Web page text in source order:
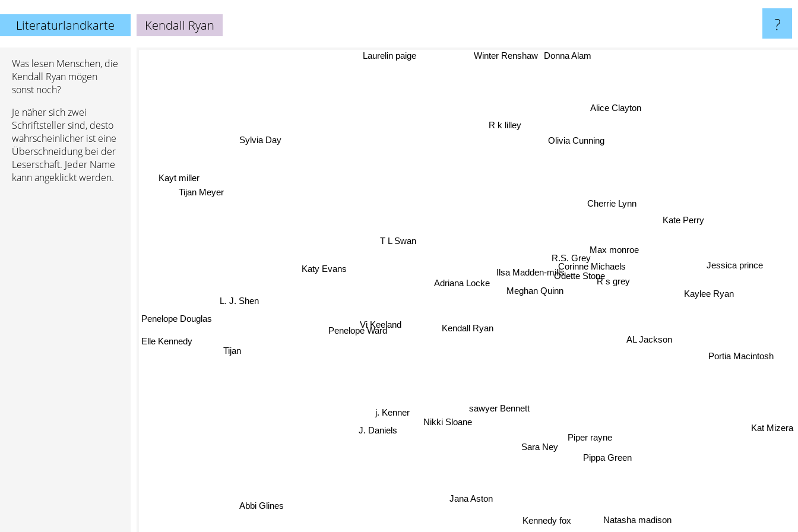
Literaturlandkarte Kendall Ryan ?
Was lesen Menschen, die
Kendall Ryan mögen
sonst noch?
Je näher sich zwei
Schriftsteller sind, desto
wahrscheinlicher ist eine
Überschneidung bei der
Leserschaft. Jeder Name
kann angeklickt werden.
Kendall Ryan
Vi Keeland
Meghan Quinn
L. J. Shen
Ilsa Madden-mills
Adriana Locke
Penelope Ward
Nikki Sloane
Odette Stone
J. Daniels
j. Kenner sawyer Bennett
R s grey
Piper rayne
Corinne Michaels
Katy Evans
AL Jackson
R.S. Grey Max monroe
T L Swan
Sara Ney
Cherrie Lynn
Natasha madison
Pippa Green
R k lilley
Kaylee Ryan
Kennedy fox
Jana Aston
Tijan Meyer
Sylvia Day
Portia Macintosh
Tijan
Kate Perry
Laurelin paige
Elle Kennedy
Penelope Douglas
Olivia Cunning
Jessica prince
Alice Clayton
Kayt miller
Kat Mizera
Donna Alam
Winter Renshaw
Abbi Glines